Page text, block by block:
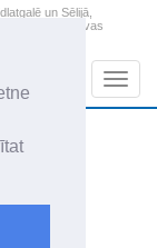
un Sēlijā,
Augšdaugavas
+18.1